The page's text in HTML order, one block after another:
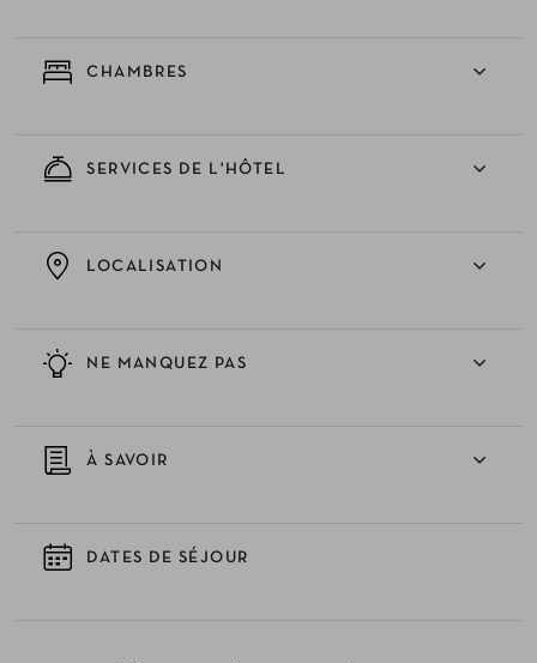
CHAMBRES
SERVICES DE L'HÔTEL
NE MANQUEZ PAS
LOCALISATION
À SAVOIR
DATES DE SÉJOUR